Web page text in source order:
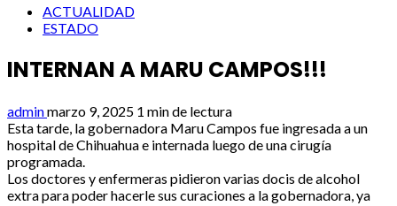
ACTUALIDAD
ESTADO
INTERNAN A MARU CAMPOS!!!
adminmarzo 9, 2025 1 min de lectura
Esta tarde, la gobernadora Maru Campos fue ingresada a un
hospital de Chihuahua e internada luego de una cirugía
programada.
Los doctores y enfermeras pidieron varias docis de alcohol
extra para poder hacerle sus curaciones a la gobernadora, ya